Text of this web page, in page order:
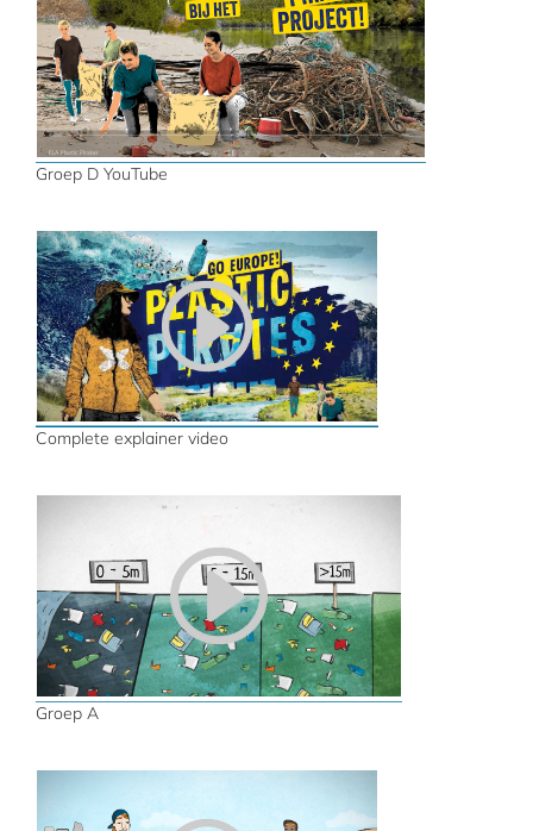
Groep D YouTube
Complete explainer video
Groep A